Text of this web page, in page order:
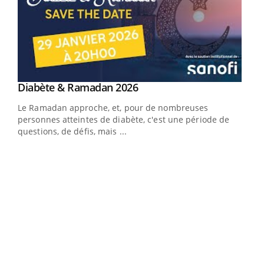
Youtube
Diabète & Ramadan 2026Youtube
Le Ramadan approche, et, pour de nombreuses
personnes atteintes de diabète, c'est une période de
questions, de défis, mais ...
Youtube
Un « jumeau numérique » pour faciliter l’accès
Un établissement lié à un groupe mutualiste innove en
matière de bilan de santé : l'utilisation d'un « jumeau